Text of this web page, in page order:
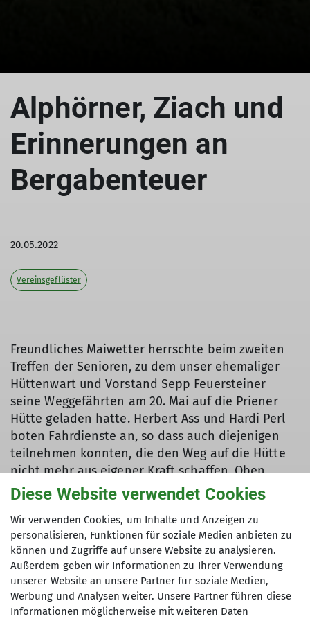
Alphörner, Ziach und
Erinnerungen an
Bergabenteuer
20.05.2022
Vereinsgeflüster
Freundliches Maiwetter herrschte beim zweiten
Treffen der Senioren, zu dem unser ehemaliger
Hüttenwart und Vorstand Sepp Feuersteiner
seine Weggefährten am 20. Mai auf die Priener
Hütte geladen hatte. Herbert Ass und Hardi Perl
boten Fahrdienste an, so dass auch diejenigen
teilnehmen konnten, die den Weg auf die Hütte
nicht mehr aus eigener Kraft schaffen. Oben
angekommen konnte man vor der Hütte die
Dann galt die Aufmerksamkeit den
Alphornbläsern aus Grassau, die sich vor der
Hütte aufgestellt hatten und ein
abwechslungsreiches, anspruchsvolles Programm
darboten: Alphornrufe aus verschiedenen
Diese Website verwendet Cookies
Wir verwenden Cookies, um Inhalte und Anzeigen zu
personalisieren, Funktionen für soziale Medien anbieten zu
können und Zugriffe auf unsere Website zu analysieren.
Außerdem geben wir Informationen zu Ihrer Verwendung
unserer Website an unsere Partner für soziale Medien,
Werbung und Analysen weiter. Unsere Partner führen diese
Informationen möglicherweise mit weiteren Daten